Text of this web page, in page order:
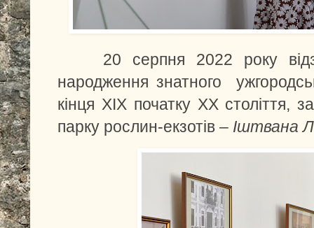
20 серпня 2022 року
народження знатного
кінця ХІХ початку ХХ століття,
парку рослин-екзотів – Іштвана